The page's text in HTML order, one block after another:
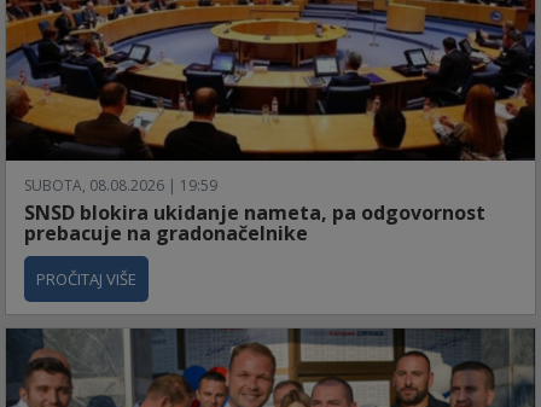
SUBOTA, 08.08.2026 | 19:59
SNSD blokira ukidanje nameta, pa odgovornost
prebacuje na gradonačelnike
PROČITAJ VIŠE